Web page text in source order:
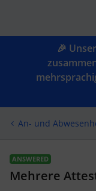
🎉
An- und
ANSWERED
Mehrere